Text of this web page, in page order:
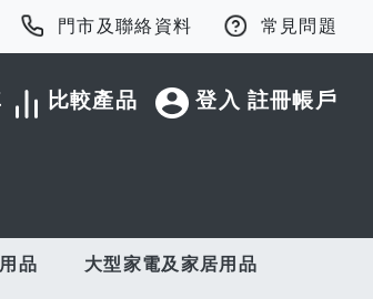
門市及聯絡資料 常見問題
登入 註冊帳戶
比較產品
品 大型家電及家居用品